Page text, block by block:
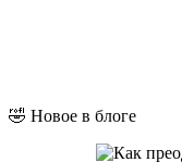
🤣 Новое в блоге